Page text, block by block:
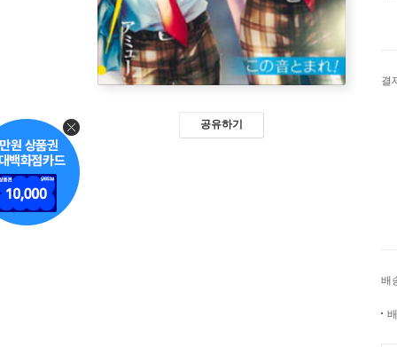
공유하기
결
배